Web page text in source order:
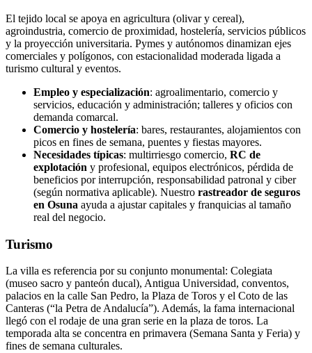
El tejido local se apoya en agricultura (olivar y cereal),
agroindustria, comercio de proximidad, hostelería, servicios públicos
y la proyección universitaria. Pymes y autónomos dinamizan ejes
comerciales y polígonos, con estacionalidad moderada ligada a
turismo cultural y eventos.
Empleo y especialización: agroalimentario, comercio y
servicios, educación y administración; talleres y oficios con
demanda comarcal.
Comercio y hostelería: bares, restaurantes, alojamientos con
picos en fines de semana, puentes y fiestas mayores.
Necesidades típicas: multirriesgo comercio, RC de
explotación y profesional, equipos electrónicos, pérdida de
beneficios por interrupción, responsabilidad patronal y ciber
(según normativa aplicable). Nuestro rastreador de seguros
en Osuna ayuda a ajustar capitales y franquicias al tamaño
real del negocio.
Turismo
La villa es referencia por su conjunto monumental: Colegiata
(museo sacro y panteón ducal), Antigua Universidad, conventos,
palacios en la calle San Pedro, la Plaza de Toros y el Coto de las
Canteras (“la Petra de Andalucía”). Además, la fama internacional
llegó con el rodaje de una gran serie en la plaza de toros. La
temporada alta se concentra en primavera (Semana Santa y Feria) y
fines de semana culturales.